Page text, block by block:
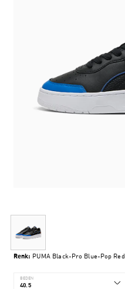
Renk: PUMA Black-Pro Blue-Pop Red
BEDEN